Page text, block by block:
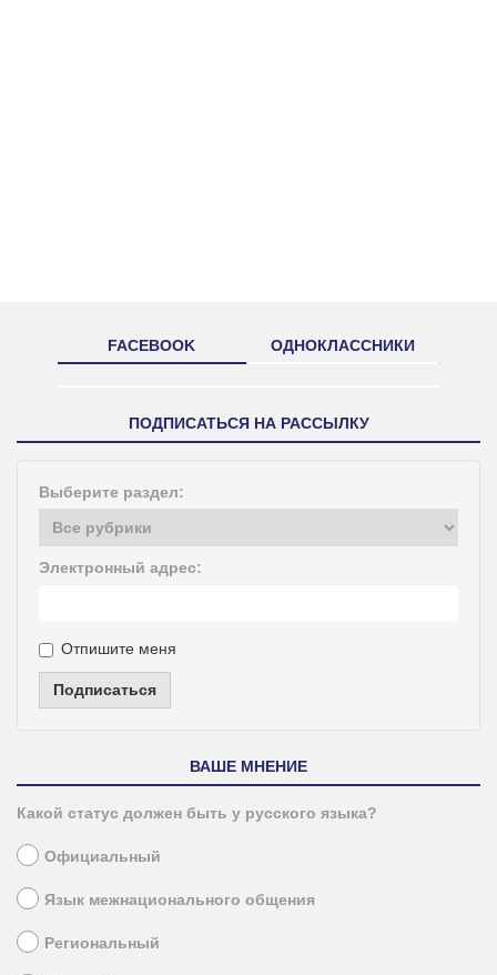
FACEBOOK ОДНОКЛАССНИКИ
ПОДПИСАТЬСЯ НА РАССЫЛКУ
Выберите раздел:
Электронный адрес:
Отпишите меня
Подписаться
ВАШЕ МНЕНИЕ
Какой статус должен быть у русского языка?
Официальный
Язык межнационального общения
Региональный